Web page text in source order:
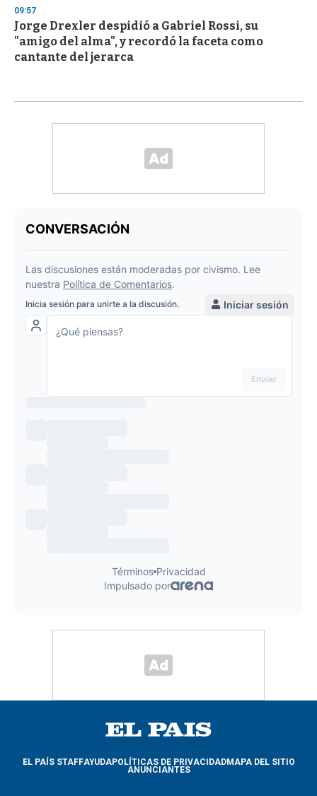
09:57
Jorge Drexler despidió a Gabriel Rossi, su
"amigo del alma", y recordó la faceta como
cantante del jerarca
EL PAÍS STAFFAYUDAPOLÍTICAS DE PRIVACIDADMAPA DEL SITIO
ANUNCIANTES